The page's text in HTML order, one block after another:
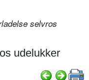
selvros
udelukker